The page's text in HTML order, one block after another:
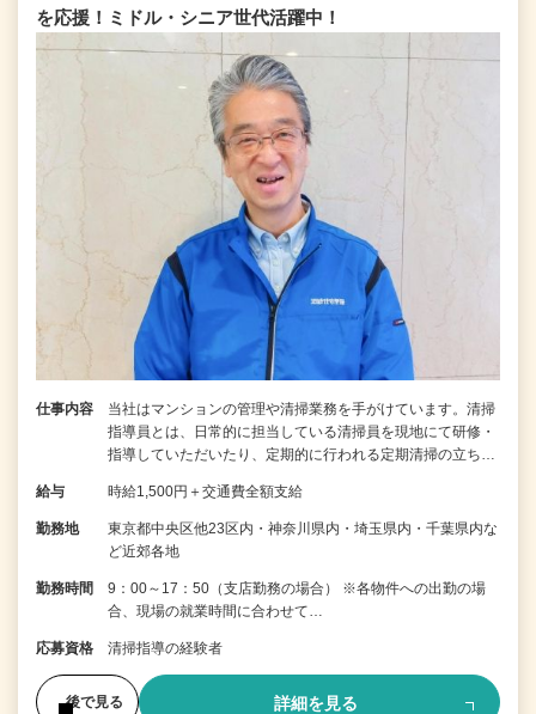
を応援！ミドル・シニア世代活躍中！
仕事内容
当社はマンションの管理や清掃業務を手がけています。清掃
指導員とは、日常的に担当している清掃員を現地にて研修・
指導していただいたり、定期的に行われる定期清掃の立ち…
給与 時給1,500円＋交通費全額支給
勤務地
東京都中央区他23区内・神奈川県内・埼玉県内・千葉県内な
ど近郊各地
勤務時間
9：00～17：50（支店勤務の場合） ※各物件への出勤の場
合、現場の就業時間に合わせて…
応募資格 清掃指導の経験者
後で見る 詳細を見る